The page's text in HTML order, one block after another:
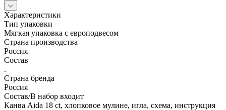
Характеристики
Тип упаковки
Мягкая упаковка с европодвесом
Страна производства
Россия
Состав
.
Страна бренда
Россия
Состав/В набор входит
Канва Aida 18 ct, хлопковое мулине, игла, схема, инструкция